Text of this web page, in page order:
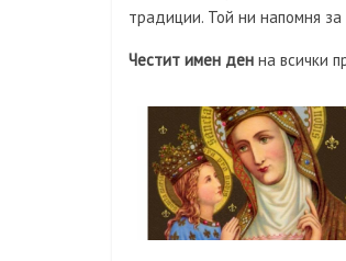
традиции. Той ни напомня за
Честит имен ден на всички